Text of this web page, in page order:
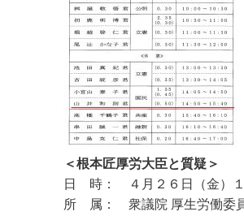
＜根本匠厚労大臣と質疑＞
日 時： ４月２６日（金）１
所 属： 衆議院 厚生労働委